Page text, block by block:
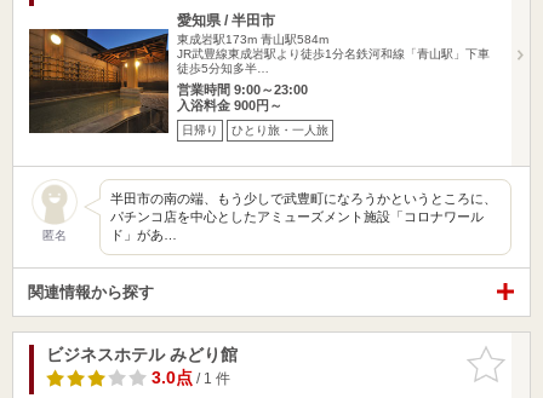
愛知県 / 半田市
東成岩駅173m 青山駅584m
JR武豊線東成岩駅より徒歩1分名鉄河和線「青山駅」下車
徒歩5分知多半…
営業時間 9:00～23:00
入浴料金 900円～
日帰り ひとり旅・一人旅
匿名
半田市の南の端、もう少しで武豊町になろうかというところに、
パチンコ店を中心としたアミューズメント施設「コロナワール
ド」があ…
関連情報から探す
お気に入
りに追加
ビジネスホテル みどり館
3.0点/ 1 件